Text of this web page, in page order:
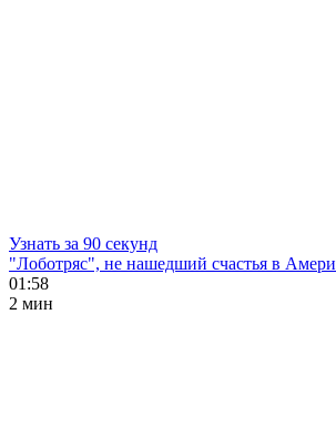
Узнать за 90 секунд
"Лоботряс", не нашедший счастья в
01:58
2 мин